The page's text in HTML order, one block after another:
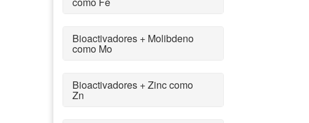
Bioactivadores + Molibdeno
como Mo
Bioactivadores + Zinc como
Zn